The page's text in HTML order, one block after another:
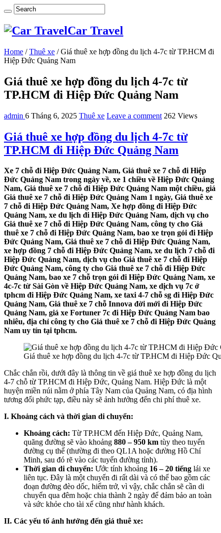
Car Travel
Home / Thuê xe / Giá thuê xe hợp đồng du lịch 4-7c từ TP.HCM đi
Hiệp Đức Quảng Nam
Giá thuê xe hợp đồng du lịch 4-7c từ
TP.HCM đi Hiệp Đức Quảng Nam
admin 6 Tháng 6, 2025 Thuê xe Leave a comment 262 Views
Giá thuê xe hợp đồng du lịch 4-7c từ
TP.HCM đi Hiệp Đức Quảng Nam
Xe 7 chỗ đi Hiệp Đức Quảng Nam, Giá thuê xe 7 chỗ đi Hiệp
Đức Quảng Nam trong ngày về, xe 1 chiều về Hiệp Đức Quảng
Nam, Giá thuê xe 7 chỗ đi Hiệp Đức Quảng Nam một chiều, giá
Giá thuê xe 7 chỗ đi Hiệp Đức Quảng Nam 1 ngày, Giá thuê xe
7 chỗ đi Hiệp Đức Quảng Nam, Xe hợp đồng đi Hiệp Đức
Quảng Nam, xe du lịch đi Hiệp Đức Quảng Nam, dịch vụ cho
Giá thuê xe 7 chỗ đi Hiệp Đức Quảng Nam, công ty cho Giá
thuê xe 7 chỗ đi Hiệp Đức Quảng Nam, bao xe trọn gói đi Hiệp
Đức Quảng Nam, Giá thuê xe 7 chỗ đi Hiệp Đức Quảng Nam,
xe hợp đồng 7 chỗ đi Hiệp Đức Quảng Nam, xe du lịch 7 chỗ đi
Hiệp Đức Quảng Nam, dịch vụ cho Giá thuê xe 7 chỗ đi Hiệp
Đức Quảng Nam, công ty cho Giá thuê xe 7 chỗ đi Hiệp Đức
Quảng Nam, bao xe 7 chỗ trọn gói đi Hiệp Đức Quảng Nam, xe
4c-7c từ Sài Gòn về Hiệp Đức Quảng Nam, xe dịch vụ 7c ở
tphcm đi Hiệp Đức Quảng Nam, xe taxi 4-7 chỗ sg đi Hiệp Đức
Quảng Nam, Giá thuê xe 7 chỗ Innova đời mới đi Hiệp Đức
Quảng Nam, giá xe Fortuner 7c đi Hiệp Đức Quảng Nam bao
nhiêu, địa chỉ công ty cho Giá thuê xe 7 chỗ đi Hiệp Đức Quảng
Nam uy tín tại tphcm.
Giá thuê xe hợp đồng du lịch 4-7c từ TP.HCM đi Hiệp Đức
Chắc chắn rồi, dưới đây là thông tin về giá thuê xe hợp đồng du lịch
4-7 chỗ từ TP.HCM đi Hiệp Đức, Quảng Nam. Hiệp Đức là một
huyện miền núi nằm ở phía Tây Nam của Quảng Nam, có địa hình
tương đối phức tạp, điều này sẽ ảnh hưởng đến chi phí thuê xe.
I. Khoảng cách và thời gian di chuyển:
Khoảng cách: Từ TP.HCM đến Hiệp Đức, Quảng Nam,
quãng đường sẽ vào khoảng 880 – 950 km tùy theo tuyến
đường cụ thể (thường đi theo QL1A hoặc đường Hồ Chí
Minh, sau đó rẽ vào các tuyến đường tỉnh).
Thời gian di chuyển: Ước tính khoảng 16 – 20 tiếng lái xe
liên tục. Đây là một chuyến đi rất dài và có thể bao gồm các
đoạn đường đèo dốc, hiểm trở, vì vậy, chắc chắn sẽ cần di
chuyển qua đêm hoặc chia thành 2 ngày để đảm bảo an toàn
và sức khỏe cho tài xế cũng như hành khách.
II. Các yếu tố ảnh hưởng đến giá thuê xe: